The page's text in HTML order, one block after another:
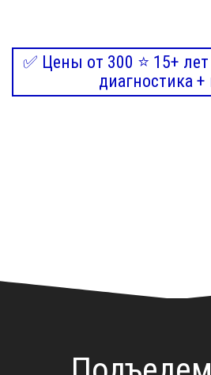
✅ Цены от 300 ⭐ 15+
диагностика